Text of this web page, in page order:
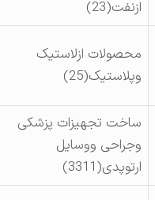
ازنفت(23)
محصولات ازلاستیک
وپلاستیک(25)
ساخت تجهیزات پزشکی
وجراحی ووسایل
ارتوپدی(3311)